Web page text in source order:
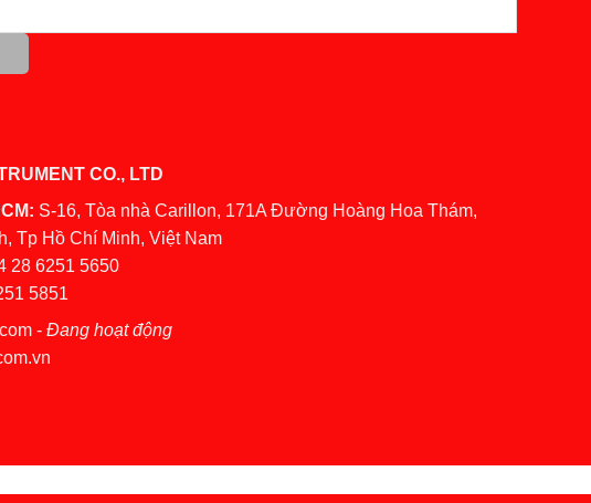
CO., LTD
S-16, Tòa nhà Carillon, 171A Đường Hoàng Hoa Thám,
Tp Hồ Chí Minh, Việt Nam
28 6251 5650
5851
- Đang hoạt động